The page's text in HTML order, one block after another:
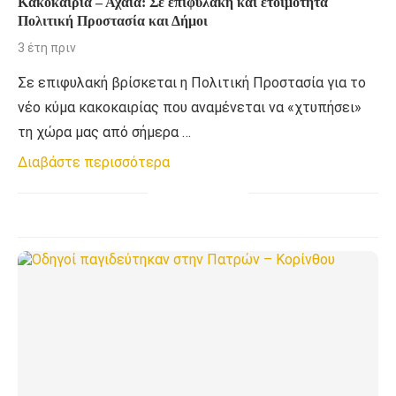
Πολιτική Προστασία και Δήμοι
3 έτη πριν
Σε επιφυλακή βρίσκεται η Πολιτική Προστασία για το
νέο κύμα κακοκαιρίας που αναμένεται να «χτυπήσει»
τη χώρα μας από σήμερα …
Διαβάστε περισσότερα